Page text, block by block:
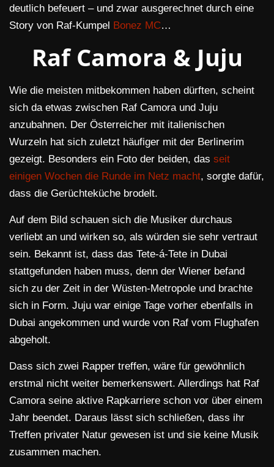
deutlich befeuert – und zwar ausgerechnet durch eine
Story von Raf-Kumpel
Bonez MC…
Raf Camora & Juju
Wie die meisten mitbekommen haben dürften, scheint
sich da etwas zwischen Raf Camora und Juju
anzubahnen. Der Österreicher mit italienischen
Wurzeln hat sich zuletzt häufiger mit der Berlinerim
gezeigt. Besonders ein Foto der beiden, das seit
einigen Wochen die Runde im Netz macht, sorgte dafür,
dass die Gerüchteküche brodelt.
Auf dem Bild schauen sich die Musiker durchaus
verliebt an und wirken so, als würden sie sehr vertraut
sein. Bekannt ist, dass das Tete-á-Tete in Dubai
stattgefunden haben muss, denn der Wiener befand
sich zu der Zeit in der Wüsten-Metropole und brachte
sich in Form. Juju war einige Tage vorher ebenfalls in
Dubai angekommen und wurde von Raf vom Flughafen
abgeholt.
Dass sich zwei Rapper treffen, wäre für gewöhnlich
erstmal nicht weiter bemerkenswert. Allerdings hat Raf
Camora seine aktive Rapkarriere schon vor über einem
Jahr beendet. Daraus lässt sich schließen, dass ihr
Treffen privater Natur gewesen ist und sie keine Musik
zusammen machen.